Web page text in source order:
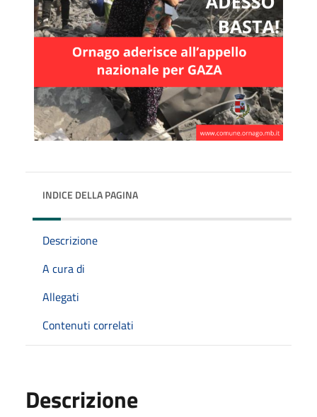
INDICE DELLA PAGINA
Descrizione
A cura di
Allegati
Contenuti correlati
Descrizione